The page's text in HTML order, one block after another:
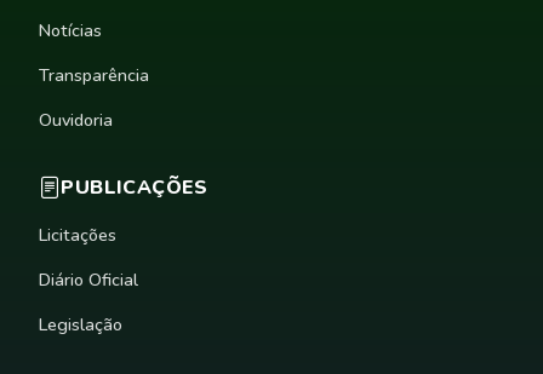
Notícias
Transparência
Ouvidoria
PUBLICAÇÕES
Licitações
Diário Oficial
Legislação